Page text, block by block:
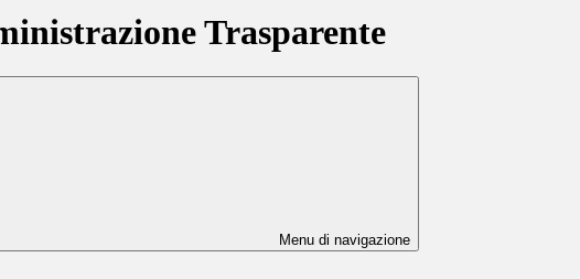
Trasparente
Menu di navigazione